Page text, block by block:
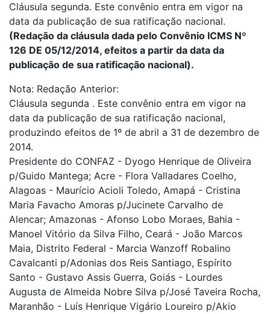
Cláusula segunda. Este convênio entra em vigor na
data da publicação de sua ratificação nacional.
(Redação da cláusula dada pelo Convênio ICMS Nº
126 DE 05/12/2014, efeitos a partir da data da
publicação de sua ratificação nacional).
Nota: Redação Anterior:
Cláusula segunda . Este convênio entra em vigor na
data da publicação de sua ratificação nacional,
produzindo efeitos de 1º de abril a 31 de dezembro de
2014.
Presidente do CONFAZ - Dyogo Henrique de Oliveira
p/Guido Mantega; Acre - Flora Valladares Coelho,
Alagoas - Maurício Acioli Toledo, Amapá - Cristina
Maria Favacho Amoras p/Jucinete Carvalho de
Alencar; Amazonas - Afonso Lobo Moraes, Bahia -
Manoel Vitório da Silva Filho, Ceará - João Marcos
Maia, Distrito Federal - Marcia Wanzoff Robalino
Cavalcanti p/Adonias dos Reis Santiago, Espírito
Santo - Gustavo Assis Guerra, Goiás - Lourdes
Augusta de Almeida Nobre Silva p/José Taveira Rocha,
Maranhão - Luís Henrique Vigário Loureiro p/Akio